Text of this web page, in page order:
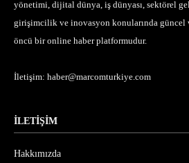
yönetimi, dijital dünya, iş dünyası, sektörel
girişimcilik ve inovasyon konularında güncel
öncü bir online haber platformudur.
İletişim: haber@marcomturkiye.com
İLETİŞİM
Hakkımızda